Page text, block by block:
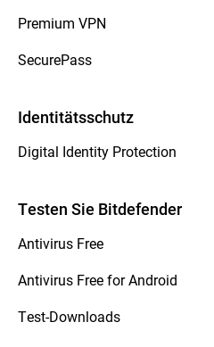
Premium VPN
SecurePass
Identitätsschutz
Digital Identity Protection
Testen Sie Bitdefender
Antivirus Free
Antivirus Free for Android
Test-Downloads